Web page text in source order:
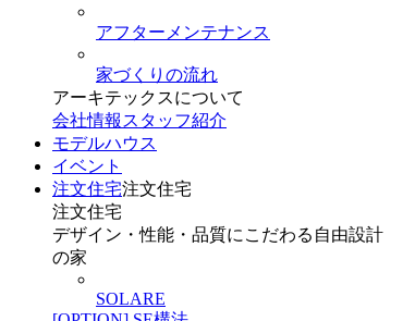
アフターメンテナンス
家づくりの流れ
アーキテックスについて
会社情報 スタッフ紹介
モデルハウス
イベント
注文住宅注文住宅
注文住宅
デザイン・性能・品質にこだわる自由設計
の家
SOLARE